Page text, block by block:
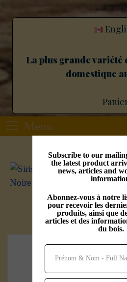
La plus grande variété
domestique
Menu
Siris
Subscribe to our
the latest product
news, articles and
Abonnez-vous à notre
pour recevoir les
produits, ainsi que
articles et des
du bois.